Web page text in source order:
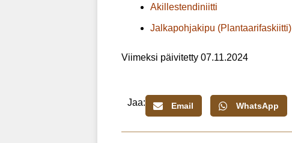
Akillestendiniitti
Jalkapohjakipu (Plantaarifaskiitti)
Viimeksi päivitetty 07.11.2024
Jaa: Email WhatsApp